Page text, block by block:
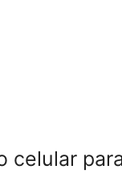
celular